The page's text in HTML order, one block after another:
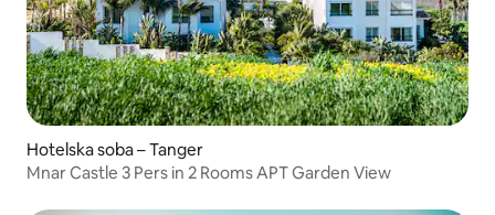
Hotelska soba – Tanger
Mnar Castle 3 Pers in 2 Rooms APT Garden View